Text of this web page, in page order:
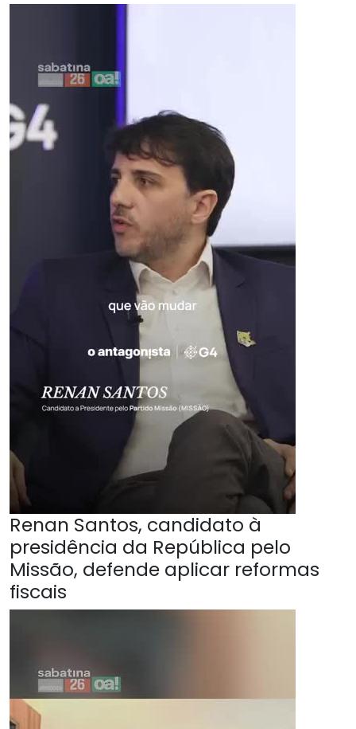
Renan Santos, candidato à
presidência da República pelo
Missão, defende aplicar reformas
fiscais